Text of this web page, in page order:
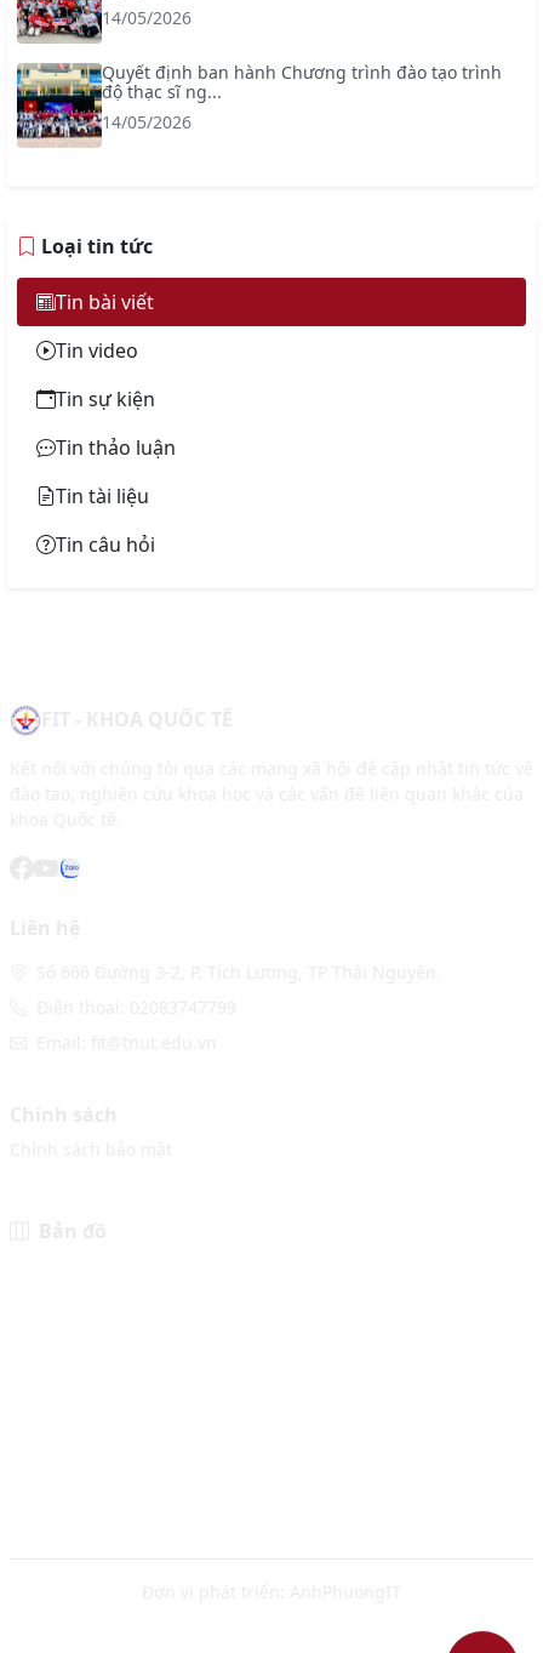
14/05/2026
Quyết định ban hành Chương trình đào tạo trình
độ thạc sĩ ng...
14/05/2026
Loại tin tức
Tin bài viết
Tin video
Tin sự kiện
Tin thảo luận
Tin tài liệu
Tin câu hỏi